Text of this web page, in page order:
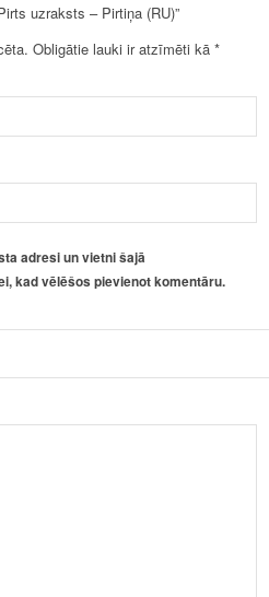
uzraksts – Pirtiņa (RU)”
Obligātie lauki ir atzīmēti kā*
adresi un vietni šajā
kad vēlēšos pievienot komentāru.